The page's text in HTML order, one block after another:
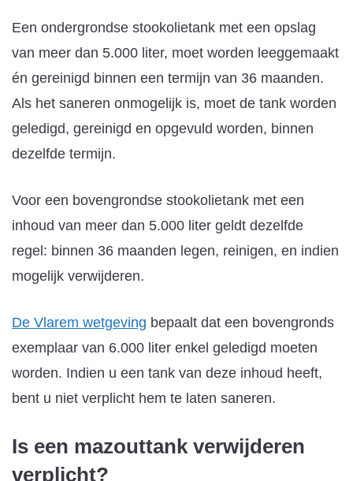
Een ondergrondse stookolietank met een opslag
van meer dan 5.000 liter, moet worden leeggemaakt
én gereinigd binnen een termijn van 36 maanden.
Als het saneren onmogelijk is, moet de tank worden
geledigd, gereinigd en opgevuld worden, binnen
dezelfde termijn.
Voor een bovengrondse stookolietank met een
inhoud van meer dan 5.000 liter geldt dezelfde
regel: binnen 36 maanden legen, reinigen, en indien
mogelijk verwijderen.
De Vlarem wetgeving bepaalt dat een bovengronds
exemplaar van 6.000 liter enkel geledigd moeten
worden. Indien u een tank van deze inhoud heeft,
bent u niet verplicht hem te laten saneren.
Is een mazouttank verwijderen
verplicht?